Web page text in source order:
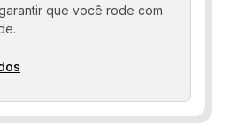
que você rode com